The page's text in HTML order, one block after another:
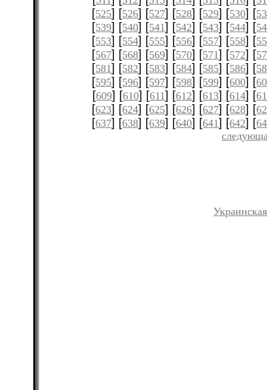
[525] [526] [527] [528] [529] [530] [
[539] [540] [541] [542] [543] [544] [
[553] [554] [555] [556] [557] [558] [
[567] [568] [569] [570] [571] [572] [
[581] [582] [583] [584] [585] [586] [
[595] [596] [597] [598] [599] [600] [
[609] [610] [611] [612] [613] [614] [
[623] [624] [625] [626] [627] [628] [
[637] [638] [639] [640] [641] [642] [